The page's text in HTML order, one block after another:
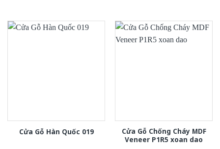
Cửa Gỗ Hàn Quốc 019
Cửa Gỗ Chống Cháy MDF
Veneer P1R5 xoan dao